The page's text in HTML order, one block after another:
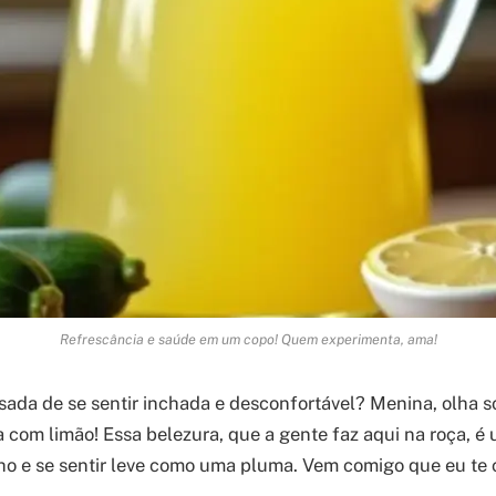
Refrescância e saúde em um copo! Quem experimenta, ama!
de se sentir inchada e desconfortável? Menina, olha
limão! Essa belezura, que a gente faz aqui na roça, é
e se sentir leve como uma pluma. Vem comigo que eu